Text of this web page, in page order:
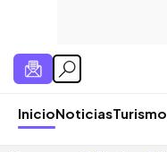
InicioNoticiasTurismo